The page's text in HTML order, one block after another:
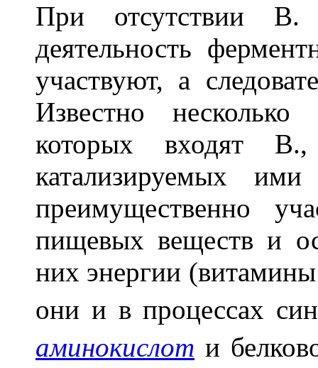
При отсутствии В.
деятельность
участвуют, а
Известно
которых входят
катализируемых
преимущественно
пищевых веществ и
них энергии
они и в процессах
аминокислот и